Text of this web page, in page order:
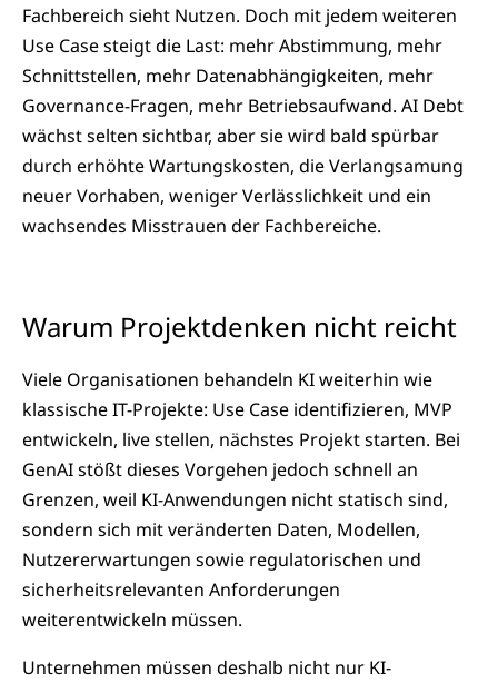
Fachbereich sieht Nutzen. Doch mit jedem weiteren
Use Case steigt die Last: mehr Abstimmung, mehr
Schnittstellen, mehr Datenabhängigkeiten, mehr
Governance-Fragen, mehr Betriebsaufwand. AI Debt
wächst selten sichtbar, aber sie wird bald spürbar
durch erhöhte Wartungskosten, die Verlangsamung
neuer Vorhaben, weniger Verlässlichkeit und ein
wachsendes Misstrauen der Fachbereiche.
Warum Projektdenken nicht reicht
Viele Organisationen behandeln KI weiterhin wie
klassische IT-Projekte: Use Case identifizieren, MVP
entwickeln, live stellen, nächstes Projekt starten. Bei
GenAI stößt dieses Vorgehen jedoch schnell an
Grenzen, weil KI-Anwendungen nicht statisch sind,
sondern sich mit veränderten Daten, Modellen,
Nutzererwartungen sowie regulatorischen und
sicherheitsrelevanten Anforderungen
weiterentwickeln müssen.
Unternehmen müssen deshalb nicht nur KI-